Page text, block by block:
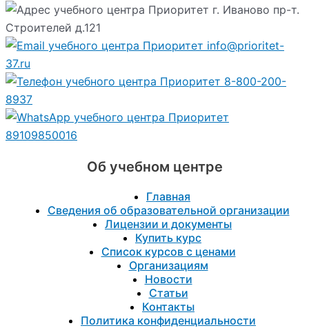
г. Иваново пр-т.
Строителей д.121
info@prioritet-
37.ru
8-800-200-
8937
89109850016
Об учебном центре
Главная
Сведения об образовательной организации
Лицензии и документы
Купить курс
Список курсов с ценами
Организациям
Новости
Статьи
Контакты
Политика конфиденциальности